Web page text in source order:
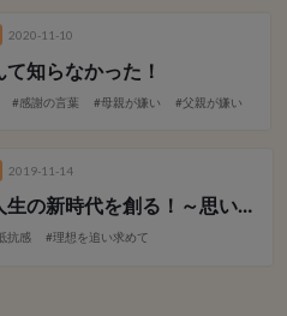
2020-11-10
知らなかった！
#感謝の言葉 #母親が嫌い #父親が嫌い
2019-11-14
生の新時代を創る！ ～思い込みの幻想から一瞬にして世界が変わる
抗感 #理想を追い求めて